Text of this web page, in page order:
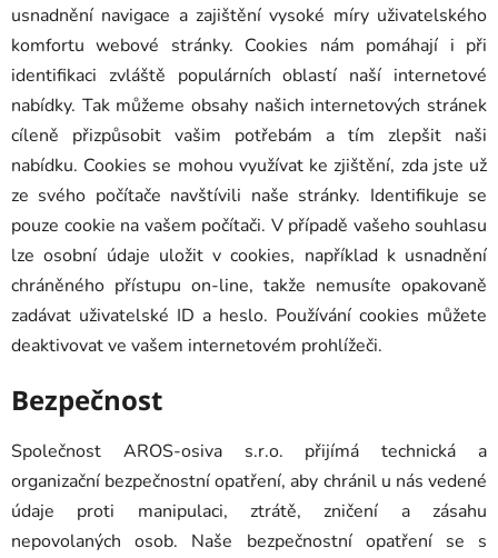
usnadnění navigace a zajištění vysoké míry uživatelského
komfortu webové stránky. Cookies nám pomáhají i při
identifikaci zvláště populárních oblastí naší internetové
nabídky. Tak můžeme obsahy našich internetových stránek
cíleně přizpůsobit vašim potřebám a tím zlepšit naši
nabídku. Cookies se mohou využívat ke zjištění, zda jste už
ze svého počítače navštívili naše stránky. Identifikuje se
pouze cookie na vašem počítači. V případě vašeho souhlasu
lze osobní údaje uložit v cookies, například k usnadnění
chráněného přístupu on-line, takže nemusíte opakovaně
zadávat uživatelské ID a heslo. Používání cookies můžete
deaktivovat ve vašem internetovém prohlížeči.
Bezpečnost
Společnost AROS-osiva s.r.o. přijímá technická a
organizační bezpečnostní opatření, aby chránil u nás vedené
údaje proti manipulaci, ztrátě, zničení a zásahu
nepovolaných osob. Naše bezpečnostní opatření se s